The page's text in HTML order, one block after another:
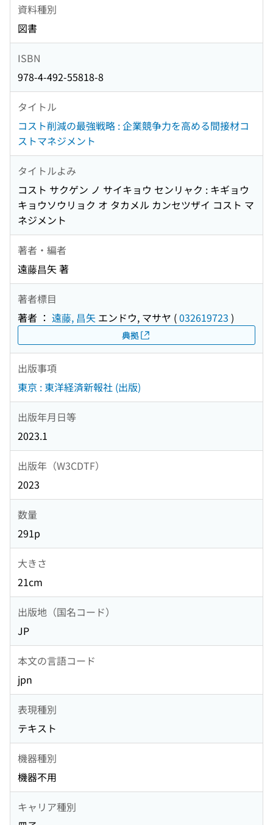
資料種別
図書
ISBN
978-4-492-55818-8
タイトル
コスト削減の最強戦略 : 企業競争力を高める間接材コ
ストマネジメント
タイトルよみ
コスト サクゲン ノ サイキョウ センリャク : キギョウ
キョウソウリョク オ タカメル カンセツザイ コスト マ
ネジメント
著者・編者
遠藤昌矢 著
著者標目
著者 ： 遠藤, 昌矢 エンドウ, マサヤ (032619723 )
典拠
出版事項
東京 : 東洋経済新報社 (出版)
出版年月日等
2023.1
出版年（W3CDTF）
2023
数量
291p
大きさ
21cm
出版地（国名コード）
JP
本文の言語コード
jpn
表現種別
テキスト
機器種別
機器不用
キャリア種別